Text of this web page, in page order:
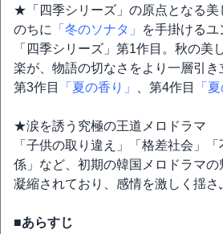
★「四季シリーズ」の原点となる美
のちに
「冬のソナタ」
を手掛ける
「四季シリーズ」第1作目。秋の美
楽が、物語の切なさをより一層引き
第3作目
「夏の香り」 、第4作目 「
★涙を誘う究極の王道メロドラマ
「子供の取り違え」「格差社会」
係」など、初期の韓国メロドラマの
凝縮されており、感情を激しく揺さ
■あらすじ